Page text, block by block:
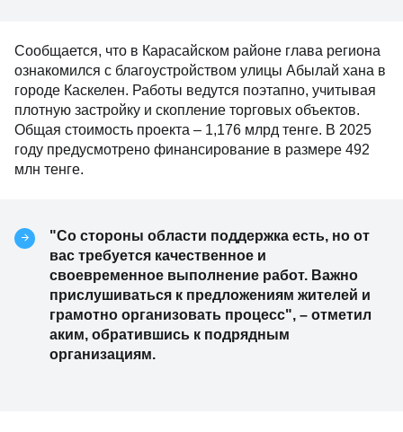
Сообщается, что в Карасайском районе глава региона
ознакомился с благоустройством улицы Абылай хана в
городе Каскелен. Работы ведутся поэтапно, учитывая
плотную застройку и скопление торговых объектов.
Общая стоимость проекта – 1,176 млрд тенге. В 2025
году предусмотрено финансирование в размере 492
млн тенге.
"Со стороны области поддержка есть, но от
вас требуется качественное и
своевременное выполнение работ. Важно
прислушиваться к предложениям жителей и
грамотно организовать процесс", – отметил
аким, обратившись к подрядным
организациям.